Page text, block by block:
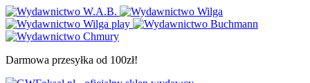
Darmowa przesyłka od 100zł!